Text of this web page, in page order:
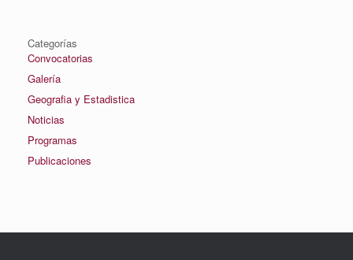
Categorías
Convocatorias
Galería
Geografia y Estadistica
Noticias
Programas
Publicaciones